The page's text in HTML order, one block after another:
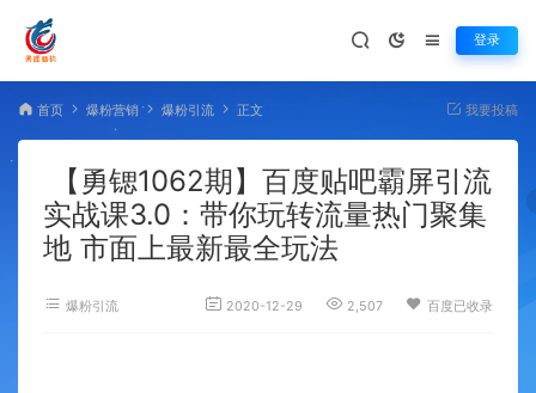
登录
首页 爆粉营销 爆粉引流 正文 我要投稿
【勇锶1062期】百度贴吧霸屏引流
实战课3.0：带你玩转流量热门聚集
地 市面上最新最全玩法
爆粉引流 2020-12-29 2,507 百度已收录